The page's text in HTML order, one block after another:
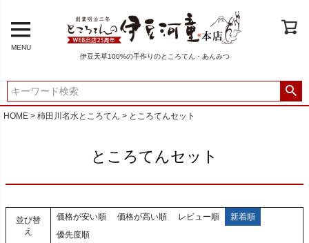
MENU
伊豆天草100%の手作りのところてん・あんみつ
HOME 柿田川名水ところてん ところてんセット
ところてんセット
並び替
え
価格が安い順 価格が高い順 レビュー順
新着順
優先度順